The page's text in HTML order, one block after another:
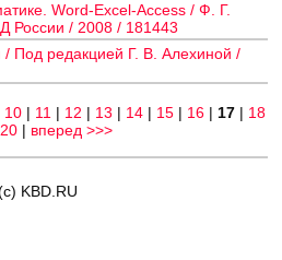
Word-Excel-Access / Ф. Г.
России / 2008 / 181443
Под редакцией Г. В. Алехиной /
10 | 11 | 12 | 13 | 14 | 15 | 16 | 17 | 18
20 | вперед >>>
KBD.RU